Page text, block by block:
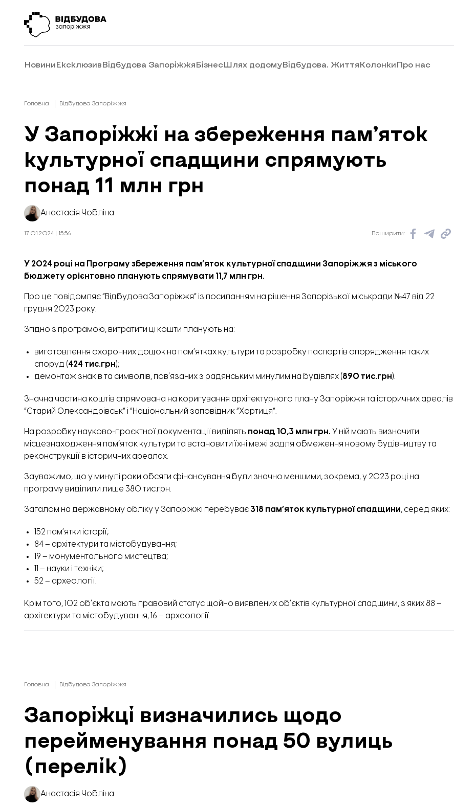
НовиниЕксклюзивВідбудова ЗапоріжжяБізнесШлях додомуВідбудова. ЖиттяКолонкиПро нас
Головна Відбудова Запоріжжя
У Запоріжжі на збереження пам’яток
культурної спадщини спрямують
понад 11 млн грн
Анастасія Чобліна
17.01.2024 | 15:56 Поширити:
У 2024 році на Програму збереження пам’яток культурної спадщини Запоріжжя з міського
бюджету орієнтовно планують спрямувати 11,7 млн грн.
Про це повідомляє “Відбудова.Запоріжжя” із посиланням на рішення Запорізької міськради №47 від 22
грудня 2023 року.
Згідно з програмою, витратити ці кошти планують на:
виготовлення охоронних дощок на памʼятках культури та розробку паспортів опорядження таких
споруд (424 тис.грн);
демонтаж знаків та символів, повʼязаних з радянським минулим на будівлях (890 тис.грн).
Значна частина коштів спрямована на коригування архітектурного плану Запоріжжя та історичних ареалів
“Старий Олександрівськ” і “Національний заповідник “Хортиця”.
На розробку науково-проєктної документації виділять понад 10,3 млн грн. У ній мають визначити
місцезнаходження пам’яток культури та встановити їхні межі задля обмеження новому будівництву та
реконструкції в історичних ареалах.
Зауважимо, що у минулі роки обсяги фінансування були значно меншими, зокрема, у 2023 році на
програму виділили лише 380 тис.грн.
Загалом на державному обліку у Запоріжжі перебуває 318 пам’яток культурної спадщини, серед яких:
152 памʼятки історії;
84 – архітектури та містобудування;
19 – монументального мистецтва;
11 – науки і техніки;
52 – археології.
Крім того, 102 обʼєкта мають правовий статус щойно виявлених обʼєктів культурної спадщини, з яких 88 –
архітектури та містобудування, 16 – археології.
Головна Відбудова Запоріжжя
Запоріжці визначились щодо
перейменування понад 50 вулиць
(перелік)
Анастасія Чобліна